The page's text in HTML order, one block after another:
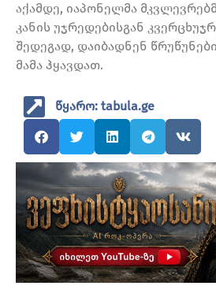
აქამდე, იაპონელმა
კანის უჯრედებისგან
შედეგად, დაიბადნენ
მამა ჰყავდათ.
წყარო: tabula.ge